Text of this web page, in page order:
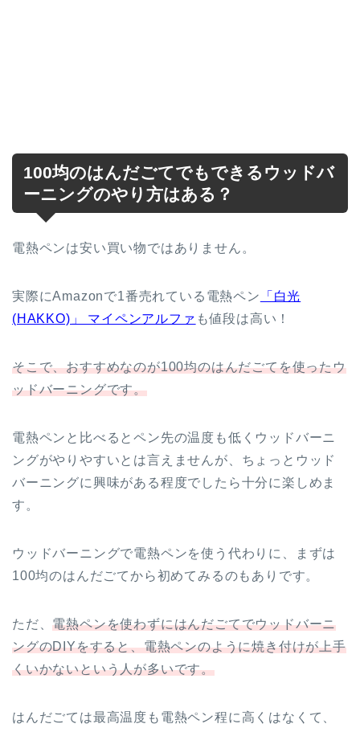
100均のはんだごてでもできるウッドバ
ーニングのやり方はある？
電熱ペンは安い買い物ではありません。
実際にAmazonで1番売れている電熱ペン
「白光
(HAKKO)」 マイペンアルファ も値段は高い！
そこで、おすすめなのが100均のはんだごてを使ったウ
ッドバーニングです。
電熱ペンと比べるとペン先の温度も低くウッドバーニ
ングがやりやすいとは言えませんが、ちょっとウッド
バーニングに興味がある程度でしたら十分に楽しめま
す。
ウッドバーニングで電熱ペンを使う代わりに、まずは
100均のはんだごてから初めてみるのもありです。
ただ、電熱ペンを使わずにはんだごてでウッドバーニ
ングのDIYをすると、電熱ペンのように焼き付けが上手
くいかないという人が多いです。
はんだごては最高温度も電熱ペン程に高くはなくて、